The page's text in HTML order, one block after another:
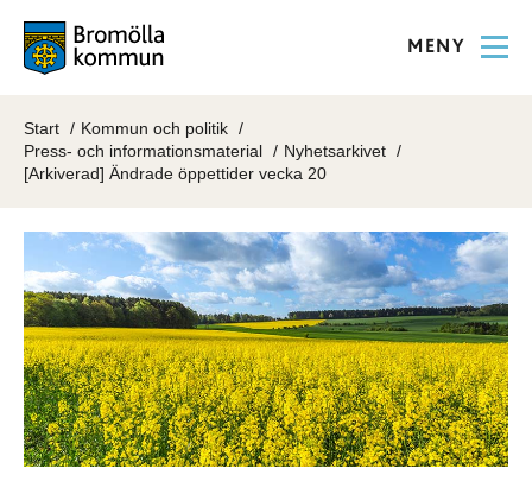
MENY
Start
Kommun och politik
Press- och informationsmaterial
Nyhetsarkivet
[Arkiverad] Ändrade öppettider vecka 20